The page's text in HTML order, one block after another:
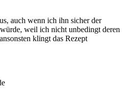
auch wenn ich ihn sicher der
weil ich nicht unbedingt deren
klingt das Rezept